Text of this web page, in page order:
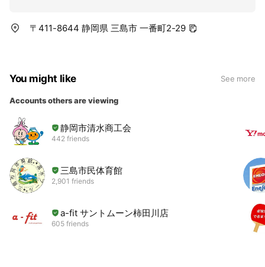
〒411-8644 静岡県 三島市 一番町2-29
You might like See more
Accounts others are viewing
静岡市清水商工会
442 friends
三島市民体育館
2,901 friends
a-fit サントムーン柿田川店
605 friends